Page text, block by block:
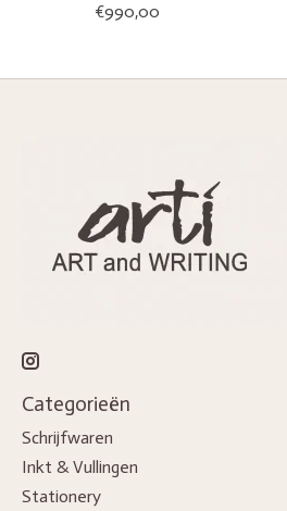
€990,00
Categorieën
Schrijfwaren
Inkt & Vullingen
Stationery